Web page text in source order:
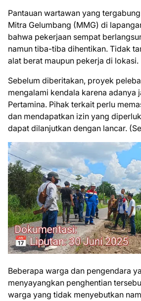
‎Pantauan wartawan yang
Mitra Gelumbang (MMG) di
bahwa pekerjaan sempat
namun tiba-tiba dihentikan. Tidak
alat berat maupun pekerja di lokasi.
‎Sebelum diberitakan, proyek
mengalami kendala karena adanya
Pertamina. Pihak terkait perlu
dan mendapatkan izin yang
dapat dilanjutkan dengan lancar.
‎Beberapa warga dan pengendara
menyayangkan penghentian
warga yang tidak menyebutkan